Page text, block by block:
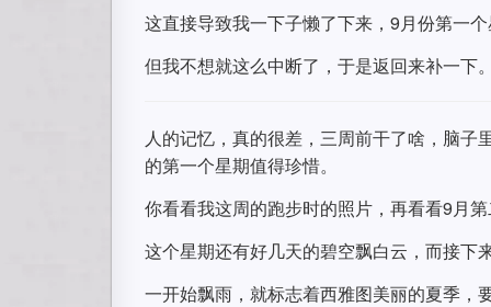
这直接导致我一下子懒了下来，9月份第一
但我不想就这么中断了，于是返回来补一下
人的记忆，真的很差，三周前干了啥，脑
的第一个星期值得珍惜。
你看看我这周的跑步时的照片，再看看9月
这个星期还有好几天的碧空飘白云，而接下
一开始飘雨，就标志着西雅图美丽的夏季，